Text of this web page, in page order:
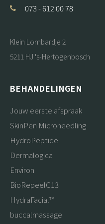
073 - 612 00 78
Klein Lombardje 2
5211 HJ 's-Hertogenbosch
BEHANDELINGEN
Jouw eerste afspraak
SkinPen Microneedling
HydroPeptide
Dermalogica
Environ
BioRepeelC13
HydraFacial™
buccalmassage